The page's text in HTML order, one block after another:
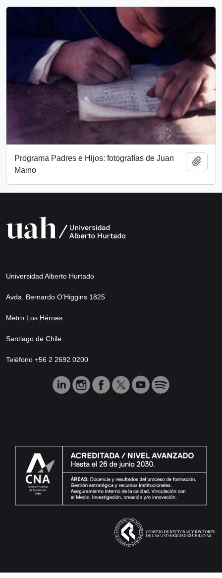
Programa Padres e Hijos: fotografías de Juan
Maino
Universidad Alberto Hurtado
Avda. Bernardo O’Higgins 1825
Metro Los Héroes
Santiago de Chile
Teléfono +56 2 2692 0200